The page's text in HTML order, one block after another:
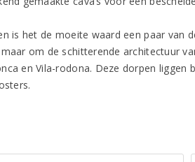
is het de moeite waard een paar van
om de schitterende architectuur
en Vila-rodona. Deze dorpen